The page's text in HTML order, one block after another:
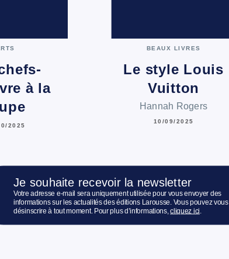
à la
2025
BEAUX LIVRES
Le style Louis
Vuitton
Hannah Rogers
10/09/2025
Je souhaite recevoir la newsletter
Votre adresse e-mail sera uniquement utilisée pour vous envoyer des
informations sur les actualités des éditions Larousse. Vous pouvez vous
désinscrire à tout moment. Pour plus d’informations,cliquez ici